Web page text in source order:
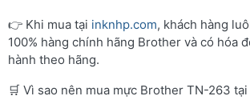
👉 Khi mua tại inknhp.com, khách hàng
100% hàng chính hãng Brother và có hóa
hành theo hãng.
🛒 Vì sao nên mua mực Brother TN-263